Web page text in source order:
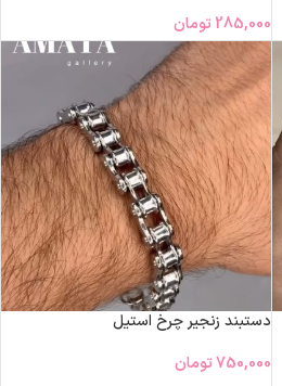
285,000 تومان
دستبند زنجیر چرخ استیل
750,000تومان